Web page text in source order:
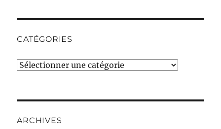
CATÉGORIES
Catégories
ARCHIVES